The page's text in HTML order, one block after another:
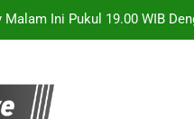
Ini Pukul 19.00 WIB
Club Friendly Malam Ini Pukul